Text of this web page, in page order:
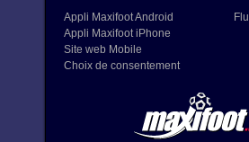
Appli Maxifoot Android
Appli Maxifoot iPhone
Site web Mobile
Choix de consentement